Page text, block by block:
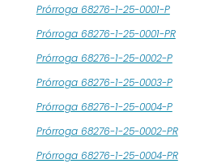
Prórroga 68276-1-25-0001-P
Prórroga 68276-1-25-0001-PR
Prórroga 68276-1-25-0002-P
Prórroga 68276-1-25-0003-P
Prórroga 68276-1-25-0004-P
Prórroga 68276-1-25-0002-PR
Prórroga 68276-1-25-0004-PR